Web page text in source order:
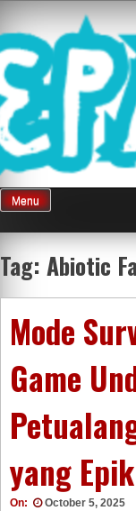
content
Menu
Tag: Abiotic
Mode
Game
yang
On: October 5, 2025